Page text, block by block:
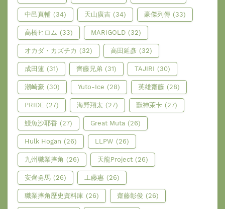
中邑真輔 (34) 天山廣吉 (34) 豪傑列傳 (33)
高橋ヒロム (33) MARIGOLD (32)
オカダ・カズチカ (32) 高田延彥 (32)
成田蓮 (31) 齊藤兄弟 (31) TAJIRI (30)
潮崎豪 (30) Yuto-Ice (28) 英雄齋藤 (28)
PRIDE (27) 海野翔太 (27) 獸神萊卡 (27)
鰻魚沙耶香 (27) Great Muta (26)
Hulk Hogan (26) LLPW (26)
九州職業摔角 (26) 天龍Project (26)
安齊勇馬 (26) 工藤惠 (26)
職業摔角歷史資料庫 (26) 齋藤彰俊 (26)